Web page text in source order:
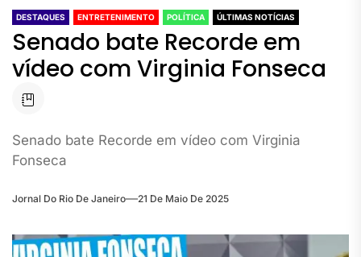
DESTAQUES ENTRETENIMENTO POLÍTICA ÚLTIMAS NOTÍCIAS
Senado bate Recorde em
vídeo com Virginia Fonseca
Senado bate Recorde em vídeo com Virginia
Fonseca
Jornal Do Rio De Janeiro 21 De Maio De 2025